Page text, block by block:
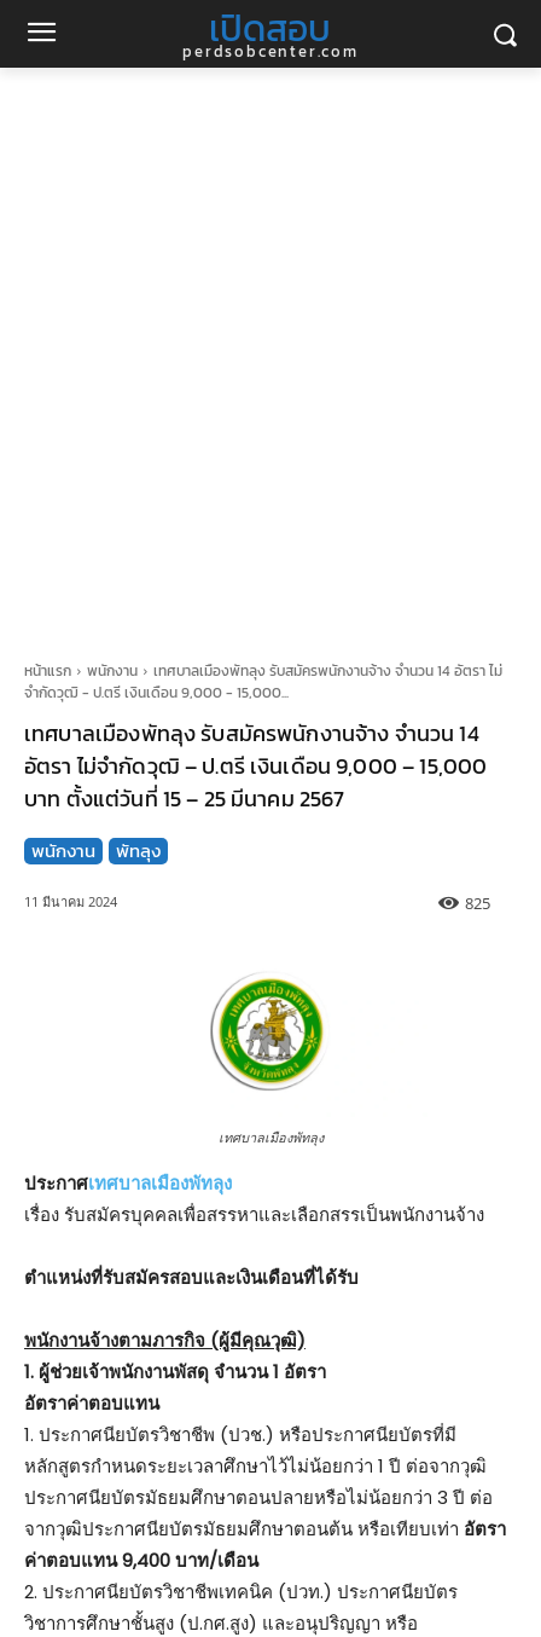
เปิดสอบ
perdsobcenter.com
หน้าแรก พนักงาน
เทศบาลเมืองพัทลุง รับสมัครพนักงานจ้าง จำนวน 14 อัตรา ไม่
จำกัดวุฒิ - ป.ตรี เงินเดือน 9,000 - 15,000...
เทศบาลเมืองพัทลุง รับสมัครพนักงานจ้าง จำนวน 14
อัตรา ไม่จำกัดวุฒิ – ป.ตรี เงินเดือน 9,000 – 15,000
บาท ตั้งแต่วันที่ 15 – 25 มีนาคม 2567
พนักงาน พัทลุง
11 มีนาคม 2024 825
เทศบาลเมืองพัทลุง
ประกาศเทศบาลเมืองพัทลุง
เรื่อง รับสมัครบุคคลเพื่อสรรหาและเลือกสรรเป็นพนักงานจ้าง
ตําแหน่งที่รับสมัครสอบและเงินเดือนที่ได้รับ
พนักงานจ้างตามภารกิจ (ผู้มีคุณวุฒิ)
1. ผู้ช่วยเจ้าพนักงานพัสดุ จำนวน 1 อัตรา
อัตราค่าตอบแทน
1. ประกาศนียบัตรวิชาชีพ (ปวช.) หรือประกาศนียบัตรที่มี
หลักสูตรกำหนดระยะเวลาศึกษาไว้ไม่น้อยกว่า 1 ปี ต่อจากวุฒิ
ประกาศนียบัตรมัธยมศึกษาตอนปลายหรือไม่น้อยกว่า 3 ปี ต่อ
จากวุฒิประกาศนียบัตรมัธยมศึกษาตอนต้น หรือเทียบเท่า อัตรา
ค่าตอบแทน 9,400 บาท/เดือน
2. ประกาศนียบัตรวิชาชีพเทคนิค (ปวท.) ประกาศนียบัตร
วิชาการศึกษาชั้นสูง (ป.กศ.สูง) และอนุปริญญา หรือ